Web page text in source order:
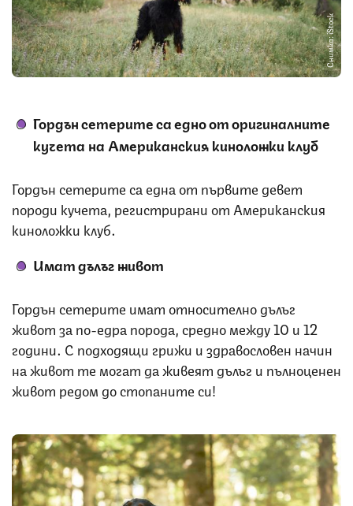
Снимка: iStock
Гордън сетерите са едно от оригиналните
кучета на Американския киноложки клуб
Гордън сетерите са една от първите девет
породи кучета, регистрирани от Американския
киноложки клуб.
Имат дълъг живот
Гордън сетерите имат относително дълъг
живот за по-едра порода, средно между 10 и 12
години. С подходящи грижи и здравословен начин
на живот те могат да живеят дълъг и пълноценен
живот редом до стопаните си!